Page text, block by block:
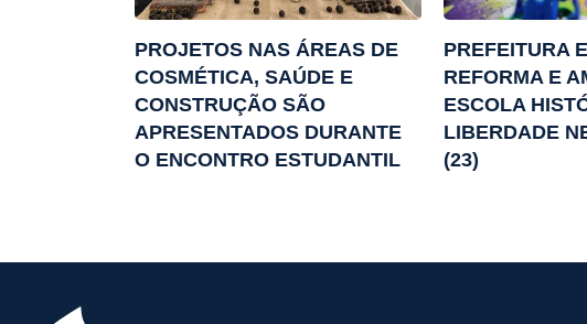
PROJETOS NAS ÁREAS DE
COSMÉTICA, SAÚDE E
CONSTRUÇÃO SÃO
APRESENTADOS DURANTE
O ENCONTRO ESTUDANTIL
PREFEITURA
REFORMA E
ESCOLA
LIBERDADE
(23)